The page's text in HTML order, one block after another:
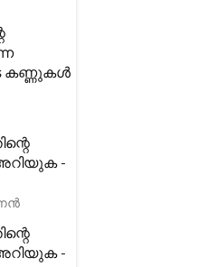
കണ്ണുകൾ
-
-